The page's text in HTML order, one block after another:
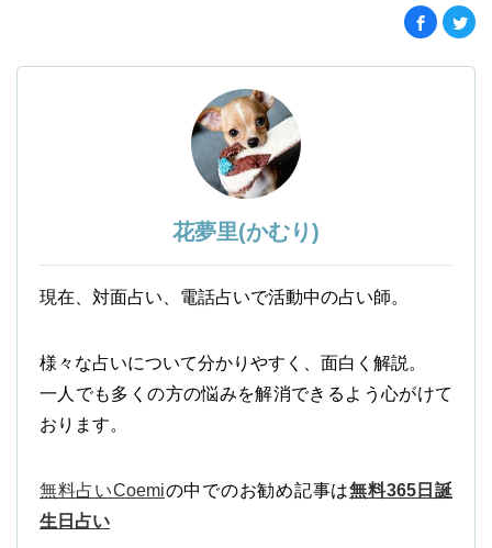
花夢里(かむり)
現在、対面占い、電話占いで活動中の占い師。
様々な占いについて分かりやすく、面白く解説。
一人でも多くの方の悩みを解消できるよう心がけて
おります。
無料占いCoemiの中でのお勧め記事は無料365日誕
生日占い